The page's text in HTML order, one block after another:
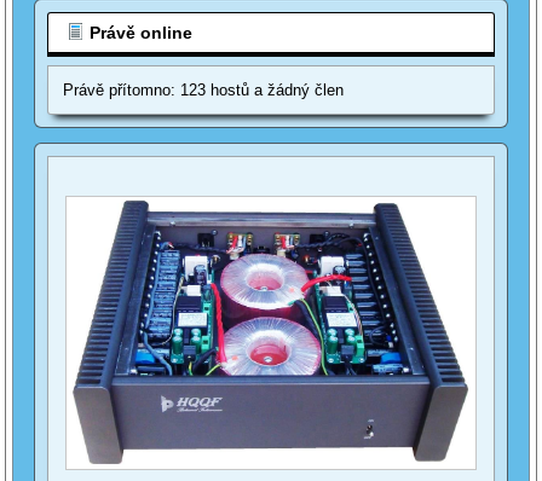
Právě online
Právě přítomno: 123 hostů a žádný člen